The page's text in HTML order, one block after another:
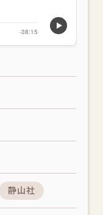
静山社